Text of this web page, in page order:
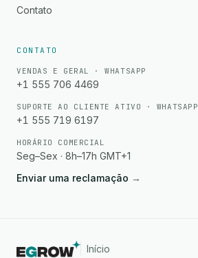
Contato
CONTATO
VENDAS E GERAL · WHATSAPP
+1 555 706 4469
SUPORTE AO CLIENTE ATIVO · WHATSAPP
+1 555 719 6197
HORÁRIO COMERCIAL
Seg–Sex · 8h–17h GMT+1
Enviar uma reclamação →
Início